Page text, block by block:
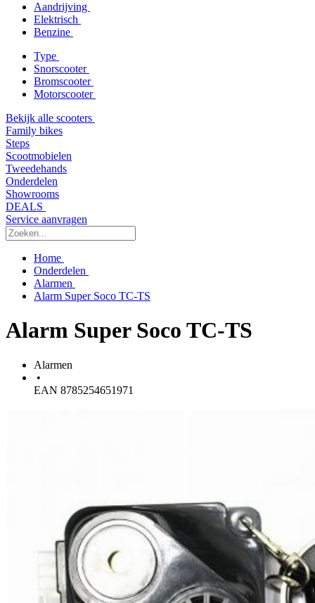
Aandrijving
Elektrisch
Benzine
Type
Snorscooter
Bromscooter
Motorscooter
Bekijk alle scooters
Family bikes
Steps
Scootmobielen
Tweedehands
Onderdelen
Showrooms
DEALS
Service aanvragen
Home
Onderdelen
Alarmen
Alarm Super Soco TC-TS
Alarm Super Soco TC-TS
Alarmen
•
EAN 8785254651971